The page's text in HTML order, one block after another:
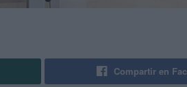
Compartir en